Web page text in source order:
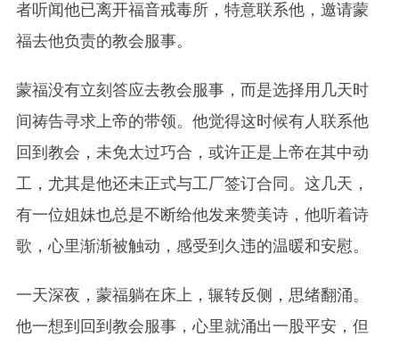
者听闻他已离开福音戒毒所，特意联系他，邀请蒙
福去他负责的教会服事。
蒙福没有立刻答应去教会服事，而是选择用几天时
间祷告寻求上帝的带领。他觉得这时候有人联系他
回到教会，未免太过巧合，或许正是上帝在其中动
工，尤其是他还未正式与工厂签订合同。这几天，
有一位姐妹也总是不断给他发来赞美诗，他听着诗
歌，心里渐渐被触动，感受到久违的温暖和安慰。
一天深夜，蒙福躺在床上，辗转反侧，思绪翻涌。
他一想到回到教会服事，心里就涌出一股平安，但